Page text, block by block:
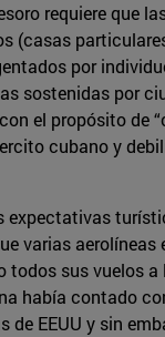
requiere que
(casas
por
sostenidas por
el propósito de
cubano y
expectativas
varias aerolíneas
todos sus vuelos a
había contado
de EEUU y sin